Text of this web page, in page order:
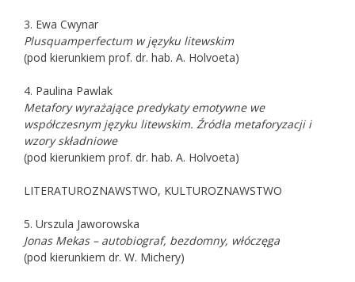
3. Ewa Cwynar
Plusquamperfectum w języku litewskim
(pod kierunkiem prof. dr. hab. A. Holvoeta)
4. Paulina Pawlak
Metafory wyrażające predykaty emotywne we
współczesnym języku litewskim. Źródła metaforyzacji i
wzory składniowe
(pod kierunkiem prof. dr. hab. A. Holvoeta)
LITERATUROZNAWSTWO, KULTUROZNAWSTWO
5. Urszula Jaworowska
Jonas Mekas – autobiograf, bezdomny, włóczęga
(pod kierunkiem dr. W. Michery)